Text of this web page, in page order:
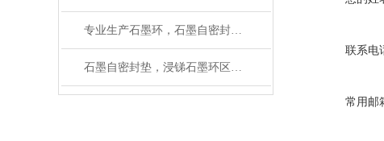
专业生产石墨环，石墨自密封环厂家有大量磨具
石墨自密封垫，浸锑石墨环区别在哪里
联系电
常用邮